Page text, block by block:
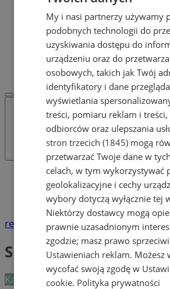
Dodaj ogłoszenie
POLECAMY
Protocol IT
Pracuj.pl - praca w
REKLAMA
WSPÓŁPRACA
Katalog firm
Handel
Sklepy mięsne
reklama
Sklepy mięsne
Kategoria nie zawiera żadnych
My i nasi partnerzy używamy
podobnych technologii do
uzyskiwania dostępu do
urządzeniu oraz do
osobowych, takich jak Twój
identyfikatory i dane
wyświetlania
treści, pomiaru reklam i treści,
odbiorców oraz ulepszania
stron trzecich (1845) mogą
przetwarzać Twoje dane w
celach, w tym wykorzystywać
geolokalizacyjne i cechy
wybory dotyczą wyłącznie tej
Niektórzy dostawcy mogą
prawnie uzasadnionym
zgodzie; masz prawo
Ustawieniach reklam. Możesz
wycofać swoją zgodę w
cookie. Polityka prywatności